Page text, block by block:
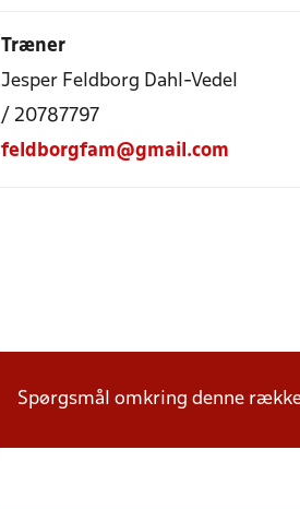
Træner
Jesper Feldborg Dahl-Vedel
/ 20787797
feldborgfam@gmail.com
Spørgsmål omkring denne